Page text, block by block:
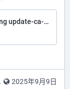
2387597 – Invoking update-ca-trust in a toolbox container wipes /etc/ca-trust/extracted/pem/tls-ca-bundle.pem
2025年9月9日